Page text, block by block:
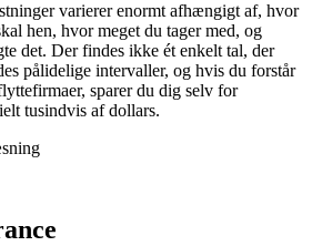
varierer enormt afhængigt af, hvor
hen, hvor meget du tager med, og
det. Der findes ikke ét enkelt tal, der
pålidelige intervaller, og hvis du forstår
sparer du dig selv for
tusindvis af dollars.